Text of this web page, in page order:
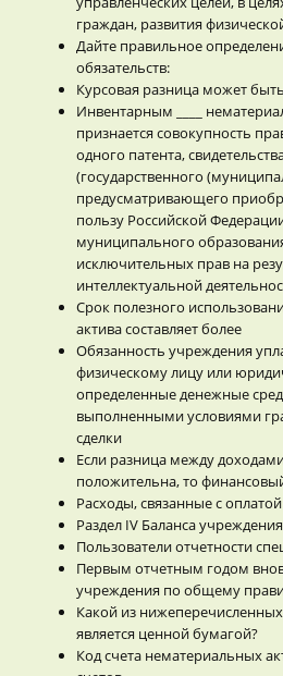
граждан, развития
Дайте правильное
обязательств:
Курсовая разница может быть
Инвентарным ____
признается совокупность
одного патента,
(государственного
предусматривающего
пользу Российской
муниципального
исключительных прав на
интеллектуальной
Срок полезного
актива составляет более
Обязанность учреждения
физическому лицу или
определенные денежные
выполненными условиями
сделки
Если разница между
положительна, то
Расходы, связанные с
Раздел IV Баланса
Пользователи отчетности
Первым отчетным годом
учреждения по общему
Какой из
является ценной бумагой?
Код счета нематериальных